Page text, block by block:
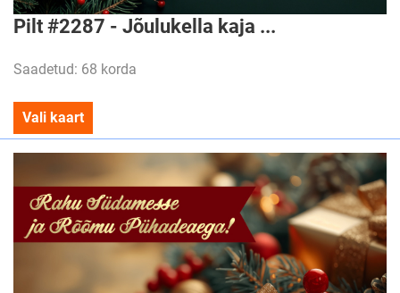
Pilt #2287 - Jõulukella kaja ...
Saadetud: 68 korda
Vali kaart